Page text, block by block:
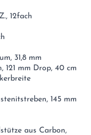
12fach
31,8 mm
121 mm Drop, 40 cm
145 mm
aus Carbon,